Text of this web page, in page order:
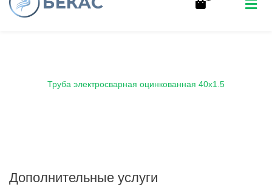
Труба электросварная оцинкованная 40х1.5
Дополнительные услуги